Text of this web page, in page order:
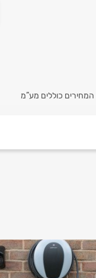
המחירים כוללים מע”מ